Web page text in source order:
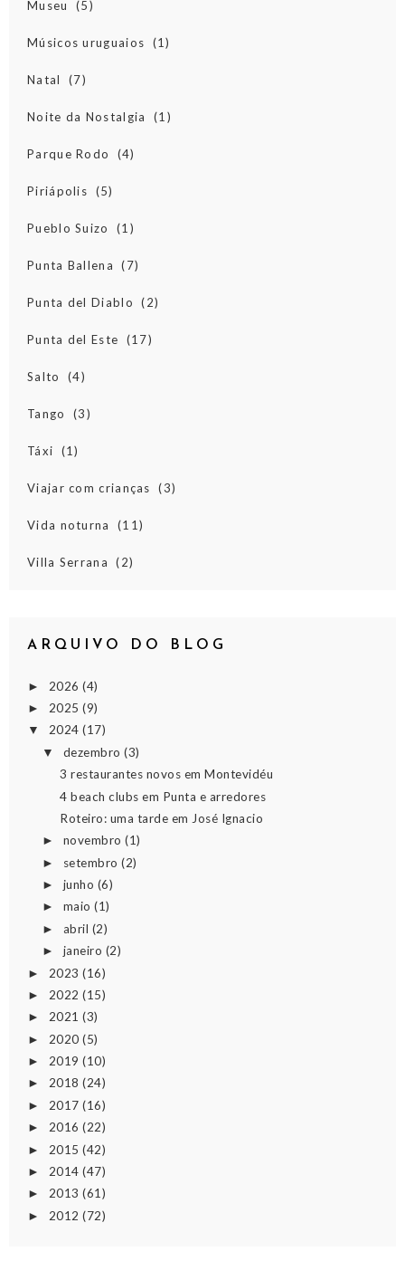
Museu (5)
Músicos uruguaios (1)
Natal (7)
Noite da Nostalgia (1)
Parque Rodo (4)
Piriápolis (5)
Pueblo Suizo (1)
Punta Ballena (7)
Punta del Diablo (2)
Punta del Este (17)
Salto (4)
Tango (3)
Táxi (1)
Viajar com crianças (3)
Vida noturna (11)
Villa Serrana (2)
ARQUIVO DO BLOG
► 2026 (4)
► 2025 (9)
▼ 2024 (17)
▼ dezembro(3)
3 restaurantes novos em Montevidéu
4 beach clubs em Punta e arredores
Roteiro: uma tarde em José Ignacio
► novembro(1)
► setembro(2)
► junho (6)
► maio(1)
► abril (2)
► janeiro (2)
► 2023 (16)
► 2022 (15)
► 2021 (3)
► 2020 (5)
► 2019 (10)
► 2018 (24)
► 2017 (16)
► 2016 (22)
► 2015 (42)
► 2014 (47)
► 2013 (61)
► 2012 (72)